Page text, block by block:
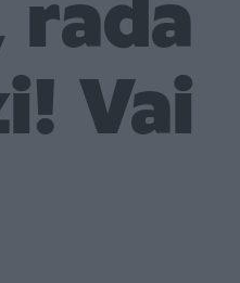
rada
Vai